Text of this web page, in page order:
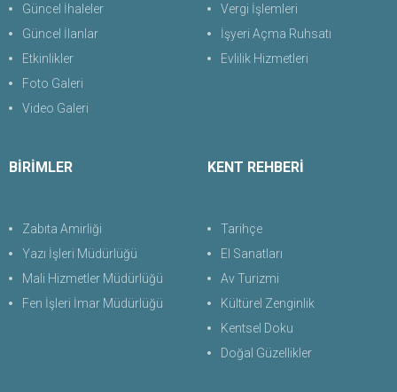
Güncel İhaleler
Güncel İlanlar
Etkinlikler
Foto Galeri
Video Galeri
Vergi İşlemleri
İşyeri Açma Ruhsatı
Evlilik Hizmetleri
BİRİMLER
Zabıta Amirliği
Yazı İşleri Müdürlüğü
Mali Hizmetler Müdürlüğü
Fen İşleri İmar Müdürlüğü
KENT REHBERİ
Tarihçe
El Sanatları
Av Turizmi
Kültürel Zenginlik
Kentsel Doku
Doğal Güzellikler